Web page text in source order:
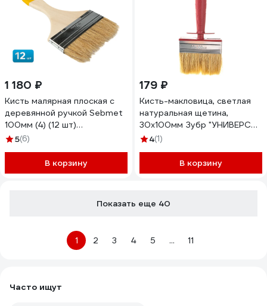
1 180 ₽
Кисть малярная плоская с
деревянной ручкой Sebmet
100мм (4) (12 шт)
TD027001100.12
5(6)
В корзину
179 ₽
Кисть-макловица, светлая
натуральная щетина,
30x100мм Зубр "УНИВЕРСАЛ
- МАСТЕР", "КМ-25" 01825-
4(1)
В корзину
Показать еще 40
1 2 3 4 5 ... 11
Часто ищут